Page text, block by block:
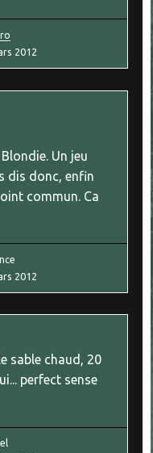
2012
Un jeu
dis donc, enfin
commun. Ca
2012
sable chaud, 20
perfect sense